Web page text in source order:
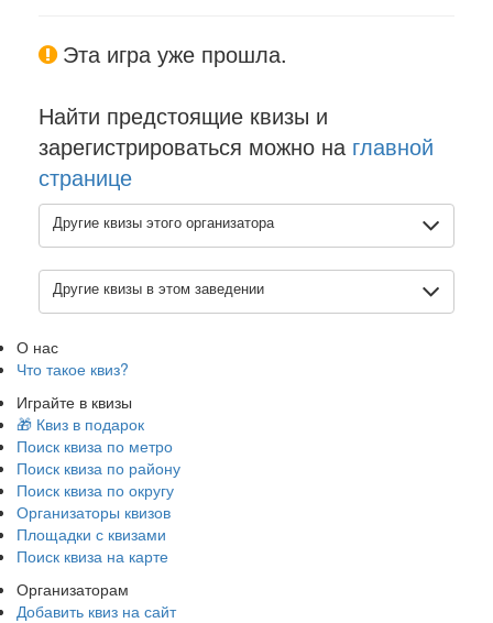
Эта игра уже прошла.
Найти предстоящие квизы и
зарегистрироваться можно на главной
странице
Другие квизы этого организатора
Другие квизы в этом заведении
О нас
Что такое квиз?
Играйте в квизы
🎁 Квиз в подарок
Поиск квиза по метро
Поиск квиза по району
Поиск квиза по округу
Организаторы квизов
Площадки с квизами
Поиск квиза на карте
Организаторам
Добавить квиз на сайт